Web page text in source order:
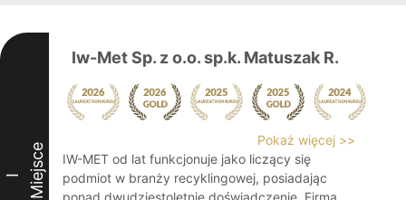
I Miejsce
Iw-Met Sp. z o.o. sp.k. Matuszak R.
Pokaż więcej >>
IW-MET od lat funkcjonuje jako liczący się
podmiot w branży recyklingowej, posiadając
ponad dwudziestoletnie doświadczenie. Firma